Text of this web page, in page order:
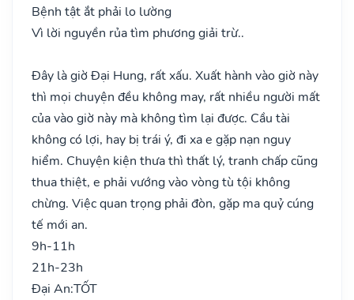
Bệnh tật ắt phải lo lường
Vì lời nguyền rủa tìm phương giải trừ..
Đây là giờ Đại Hung, rất xấu. Xuất hành vào giờ này
thì mọi chuyện đều không may, rất nhiều người mất
của vào giờ này mà không tìm lại được. Cầu tài
không có lợi, hay bị trái ý, đi xa e gặp nạn nguy
hiểm. Chuyện kiện thưa thì thất lý, tranh chấp cũng
thua thiệt, e phải vướng vào vòng tù tội không
chừng. Việc quan trọng phải đòn, gặp ma quỷ cúng
tế mới an.
9h-11h
21h-23h
Đại An:TỐT